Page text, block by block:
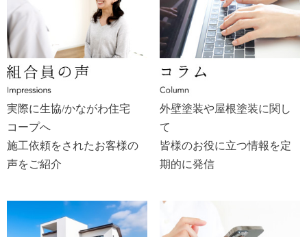
実際に生協/かながわ住宅
コープへ
施工依頼をされたお客様の
声をご紹介
外壁塗装や屋根塗装に関し
て
皆様のお役に立つ情報を定
期的に発信